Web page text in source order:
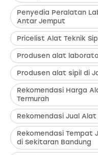
Penyedia Peralatan
Antar Jemput
Pricelist Alat Teknik
Produsen alat
Produsen alat sipil di
Rekomendasi Harga
Termurah
Rekomendasi Jual Alat
Rekomendasi Tempat
di Sekitaran Bandung